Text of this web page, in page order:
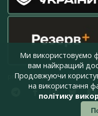
press@armyinform.com.ua
Ми використовуємо
вам найкращий
Продовжуючи
на використання
політику